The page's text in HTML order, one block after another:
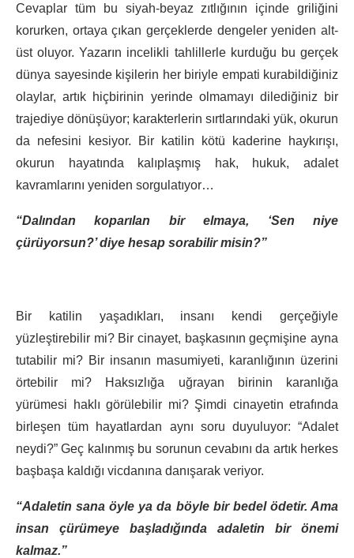
Cevaplar tüm bu siyah-beyaz zıtlığının içinde griliğini
korurken, ortaya çıkan gerçeklerde dengeler yeniden alt-
üst oluyor. Yazarın incelikli tahlillerle kurduğu bu gerçek
dünya sayesinde kişilerin her biriyle empati kurabildiğiniz
olaylar, artık hiçbirinin yerinde olmamayı dilediğiniz bir
trajediye dönüşüyor; karakterlerin sırtlarındaki yük, okurun
da nefesini kesiyor. Bir katilin kötü kaderine haykırışı,
okurun hayatında kalıplaşmış hak, hukuk, adalet
kavramlarını yeniden sorgulatıyor…
“Dalından koparılan bir elmaya, ‘Sen niye
çürüyorsun?’ diye hesap sorabilir misin?”
Bir katilin yaşadıkları, insanı kendi gerçeğiyle
yüzleştirebilir mi? Bir cinayet, başkasının geçmişine ayna
tutabilir mi? Bir insanın masumiyeti, karanlığının üzerini
örtebilir mi? Haksızlığa uğrayan birinin karanlığa
yürümesi haklı görülebilir mi? Şimdi cinayetin etrafında
birleşen tüm hayatlardan aynı soru duyuluyor: “Adalet
neydi?” Geç kalınmış bu sorunun cevabını da artık herkes
başbaşa kaldığı vicdanına danışarak veriyor.
“Adaletin sana öyle ya da böyle bir bedel ödetir. Ama
insan çürümeye başladığında adaletin bir önemi
kalmaz.”